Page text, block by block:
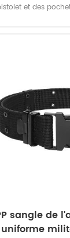
et des
sangle de
uniforme